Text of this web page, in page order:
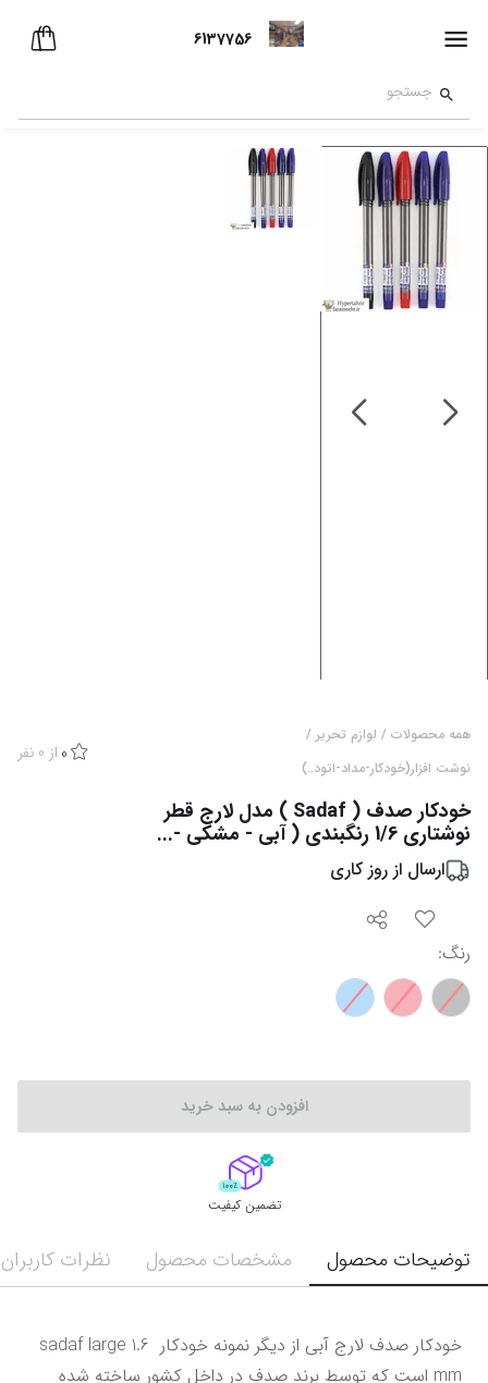
6137756
همه محصولات / لوازم تحریر /
نوشت افزار(خودکار-مداد-اتود..)
0 از 0 نفر
خودکار صدف ( Sadaf ) مدل لارج قطر
نوشتاری 1/6 رنگبندی ( آبی - مشکی -...
ارسال از روز کاری
رنگ:
افزودن به سبد خرید
تضمین کیفیت
توضیحات محصول مشخصات محصول نظرات کاربران
خودکار صدف لارج آبی از دیگر نمونه خودکار sadaf large 1.6